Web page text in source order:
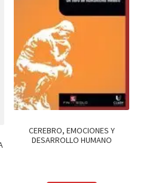
CEREBRO, EMOCIONES Y
DESARROLLO HUMANO